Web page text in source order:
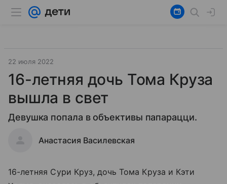
22 июля 2022
16-летняя дочь Тома Круза
вышла в свет
Девушка попала в объективы папарацци.
Анастасия Василевская
16-летняя Сури Круз, дочь Тома Круза и Кэти